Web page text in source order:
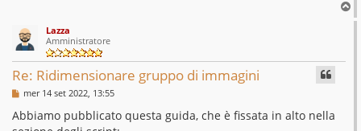
o
Lazza
Amministratore
Re: Ridimensionare gruppo di immagini
M
s
s
mer 14 set 2022, 13:55
Abbiamo pubblicato questa guida, che è fissata in alto nella